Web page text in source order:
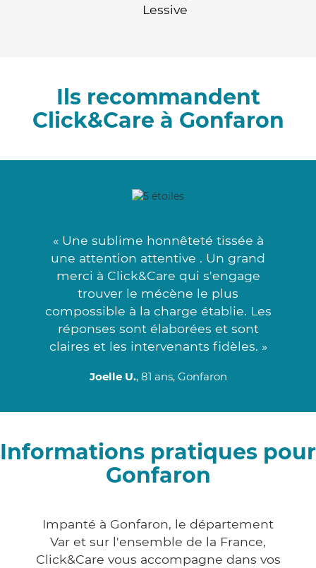
Lessive
Ils recommandent
Click&Care à Gonfaron
« Une sublime honnêteté tissée à
une attention attentive . Un grand
merci à Click&Care qui s'engage
trouver le mécène le plus
compossible à la charge établie. Les
réponses sont élaborées et sont
claires et les intervenants fidèles. »
Joelle U., 81 ans, Gonfaron
Informations pratiques pour
Gonfaron
Impanté à Gonfaron, le département
Var et sur l'ensemble de la France,
Click&Care vous accompagne dans vos